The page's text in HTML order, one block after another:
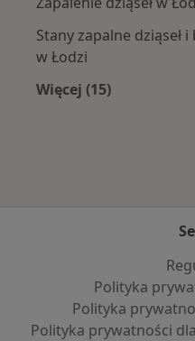
Stany zapalne dziąseł
w Łodzi
Więcej (15)
Polityka
Polityka
Polityka prywatności